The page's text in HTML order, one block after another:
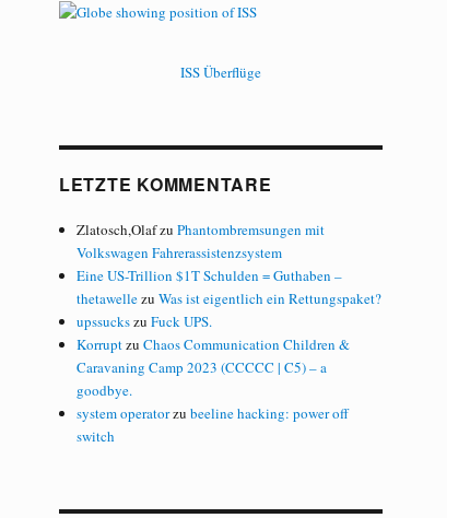
ISS Überflüge
LETZTE KOMMENTARE
Zlatosch,OlafzuPhantombremsungen mit
Volkswagen Fahrerassistenzsystem
Eine US-Trillion $1T Schulden = Guthaben –
thetawellezuWas ist eigentlich ein Rettungspaket?
upssuckszuFuck UPS.
KorruptzuChaos Communication Children &
Caravaning Camp 2023 (CCCCC | C5) – a
goodbye.
system operatorzubeeline hacking: power off
switch